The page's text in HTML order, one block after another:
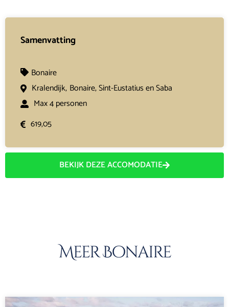
Samenvatting
Bonaire
Kralendijk, Bonaire, Sint-Eustatius en Saba
Max 4 personen
619,05
BEKIJK DEZE ACCOMODATIE
Meer Bonaire